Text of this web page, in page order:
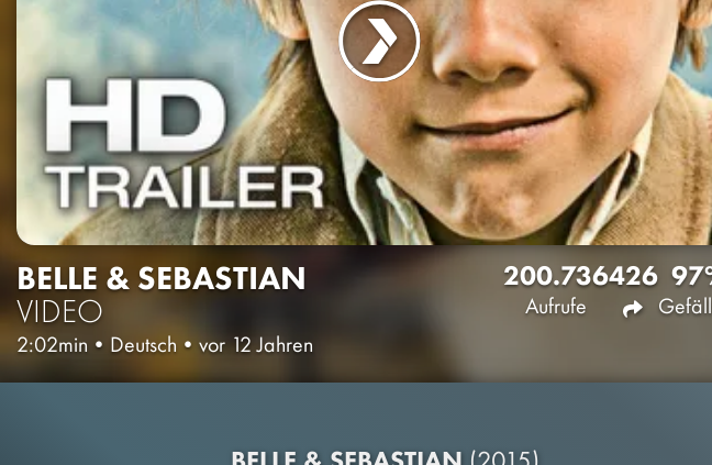
BELLE & SEBASTIAN
VIDEO
2:02min • Deutsch • vor 12 Jahren
200.736
Aufrufe
426